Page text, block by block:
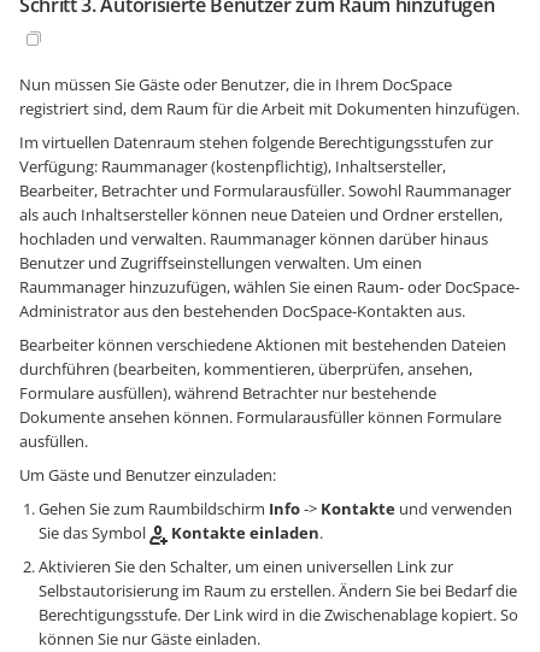
Nun müssen Sie Gäste oder Benutzer, die in Ihrem DocSpace
registriert sind, dem Raum für die Arbeit mit Dokumenten hinzufügen.
Im virtuellen Datenraum stehen folgende Berechtigungsstufen zur
Verfügung: Raummanager (kostenpflichtig), Inhaltsersteller,
Bearbeiter, Betrachter und Formularausfüller. Sowohl Raummanager
als auch Inhaltsersteller können neue Dateien und Ordner erstellen,
hochladen und verwalten. Raummanager können darüber hinaus
Benutzer und Zugriffseinstellungen verwalten. Um einen
Raummanager hinzuzufügen, wählen Sie einen Raum- oder DocSpace-
Administrator aus den bestehenden DocSpace-Kontakten aus.
Bearbeiter können verschiedene Aktionen mit bestehenden Dateien
durchführen (bearbeiten, kommentieren, überprüfen, ansehen,
Formulare ausfüllen), während Betrachter nur bestehende
Dokumente ansehen können. Formularausfüller können Formulare
ausfüllen.
Um Gäste und Benutzer einzuladen:
Gehen Sie zum Raumbildschirm Info-> Kontakte und verwenden
Sie das Symbol
Kontakte einladen.
Aktivieren Sie den Schalter, um einen universellen Link zur
Selbstautorisierung im Raum zu erstellen. Ändern Sie bei Bedarf die
Berechtigungsstufe. Der Link wird in die Zwischenablage kopiert. So
können Sie nur Gäste einladen.